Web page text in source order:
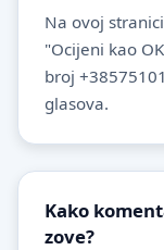
Na ovoj
"Ocijeni kao
broj
glasova.
Kako
zove?